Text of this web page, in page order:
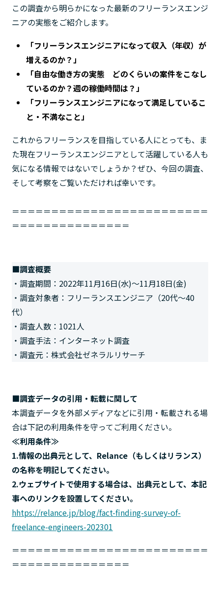
この調査から明らかになった最新のフリーランスエンジ
ニアの実態をご紹介します。
「フリーランスエンジニアになって収入（年収）が
増えるのか？」
「自由な働き方の実態 どのくらいの案件をこなし
ているのか？週の稼働時間は？」
「フリーランスエンジニアになって満足しているこ
と・不満なこと」
これからフリーランスを目指している人にとっても、ま
た現在フリーランスエンジニアとして活躍している人も
気になる情報ではないでしょうか？ぜひ、今回の調査、
そして考察をご覧いただければ幸いです。
＝＝＝＝＝＝＝＝＝＝＝＝＝＝＝＝＝＝＝＝＝＝＝＝＝
＝＝＝＝＝＝＝＝＝＝＝＝＝＝＝
■調査概要
・調査期間：2022年11月16日(水)～11月18日(金)
・調査対象者：フリーランスエンジニア（20代～40
代）
・調査人数：1021人
・調査手法：インターネット調査
・調査元：株式会社ゼネラルリサーチ
■調査データの引用・転載に関して
本調査データを外部メディアなどに引用・転載される場
合は下記の利用条件を守ってご利用ください。
≪利用条件≫
1.情報の出典元として、Relance（もしくはリランス）
の名称を明記してください。
2.ウェブサイトで使用する場合は、出典元として、本記
事へのリンクを設置してください。
hhtps://relance.jp/blog/fact-finding-survey-of-
freelance-engineers-202301
＝＝＝＝＝＝＝＝＝＝＝＝＝＝＝＝＝＝＝＝＝＝＝＝＝
＝＝＝＝＝＝＝＝＝＝＝＝＝＝＝